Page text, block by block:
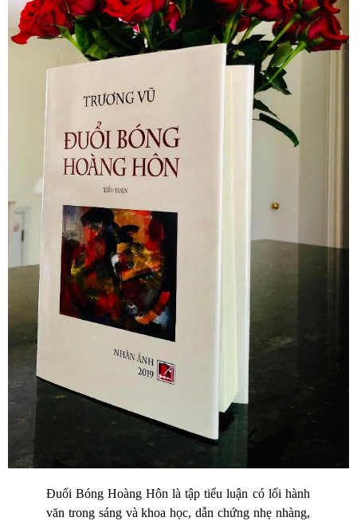
Đuổi Bóng Hoàng Hôn là tập tiểu luận có lối hành
văn trong sáng và khoa học, dẫn chứng nhẹ nhàng,